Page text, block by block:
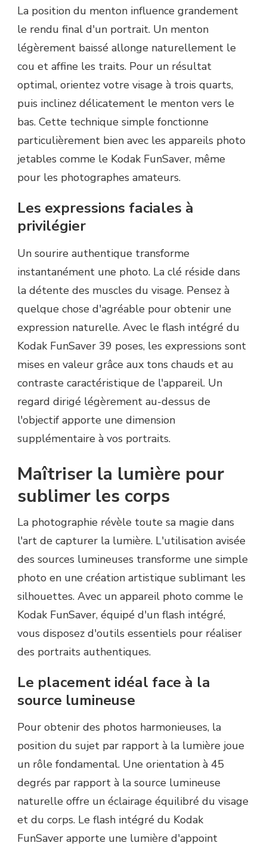
La position du menton influence grandement
le rendu final d'un portrait. Un menton
légèrement baissé allonge naturellement le
cou et affine les traits. Pour un résultat
optimal, orientez votre visage à trois quarts,
puis inclinez délicatement le menton vers le
bas. Cette technique simple fonctionne
particulièrement bien avec les appareils photo
jetables comme le Kodak FunSaver, même
pour les photographes amateurs.
Les expressions faciales à
privilégier
Un sourire authentique transforme
instantanément une photo. La clé réside dans
la détente des muscles du visage. Pensez à
quelque chose d'agréable pour obtenir une
expression naturelle. Avec le flash intégré du
Kodak FunSaver 39 poses, les expressions sont
mises en valeur grâce aux tons chauds et au
contraste caractéristique de l'appareil. Un
regard dirigé légèrement au-dessus de
l'objectif apporte une dimension
supplémentaire à vos portraits.
Maîtriser la lumière pour
sublimer les corps
La photographie révèle toute sa magie dans
l'art de capturer la lumière. L'utilisation avisée
des sources lumineuses transforme une simple
photo en une création artistique sublimant les
silhouettes. Avec un appareil photo comme le
Kodak FunSaver, équipé d'un flash intégré,
vous disposez d'outils essentiels pour réaliser
des portraits authentiques.
Le placement idéal face à la
source lumineuse
Pour obtenir des photos harmonieuses, la
position du sujet par rapport à la lumière joue
un rôle fondamental. Une orientation à 45
degrés par rapport à la source lumineuse
naturelle offre un éclairage équilibré du visage
et du corps. Le flash intégré du Kodak
FunSaver apporte une lumière d'appoint